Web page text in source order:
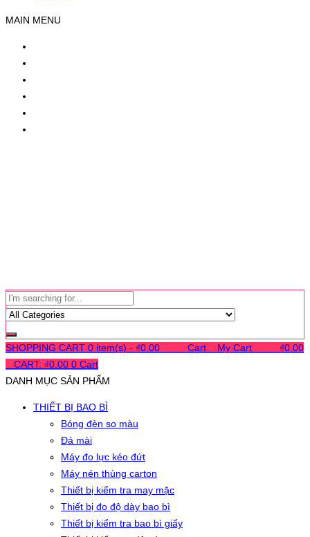
MAIN MENU
SHOPPING CART 0 item(s) - ₫0.00 Cart My Cart ₫0.00
CART: ₫0.00 0 Cart
DANH MỤC SẢN PHẨM
THIẾT BỊ BAO BÌ
Bóng đèn so màu
Đá mài
Máy đo lực kéo đứt
Máy nén thùng carton
Thiết bị kiểm tra may mặc
Thiết bị đo độ dày bao bì
Thiết bị kiểm tra bao bì giấy